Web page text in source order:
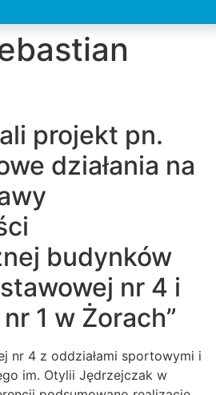
projekt pn.
działania na
budynków
nr 4 i
1 w Żorach”
nr 4 z oddziałami sportowymi i
im. Otylii Jędrzejczak w